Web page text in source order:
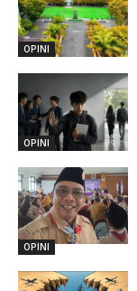
OPINI
OPINI
OPINI